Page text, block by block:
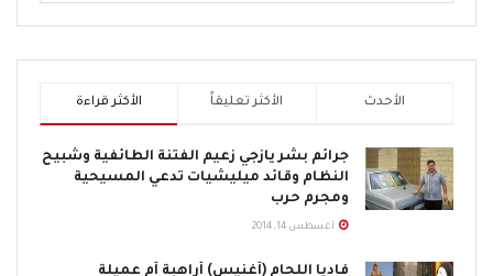
الأكثر قراءة الأكثر تعليقاً الأحدث
جرائم بشر يازجي زعيم الفتنة الطائفية وشبيح
النظام وقائد ميليشيات تدعي المسيحية
ومجرم حرب
أغسطس 14, 2014
فاديا اللحام (أغنيس) أراهبة أم عميلة